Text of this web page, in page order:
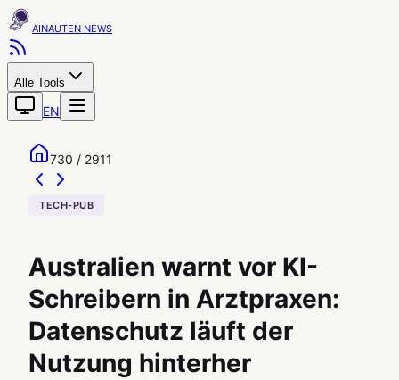
AINAUTEN
Alle Tools
EN
730 / 2911
TECH-PUB
Australien warnt vor KI-
Schreibern in Arztpraxen:
Datenschutz läuft der
Nutzung hinterher